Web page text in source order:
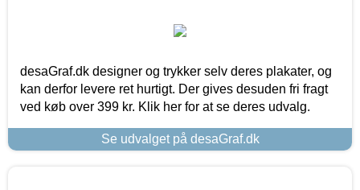
desaGraf.dk designer og trykker selv deres plakater, og
kan derfor levere ret hurtigt. Der gives desuden fri fragt
ved køb over 399 kr. Klik her for at se deres udvalg.
Se udvalget på desaGraf.dk